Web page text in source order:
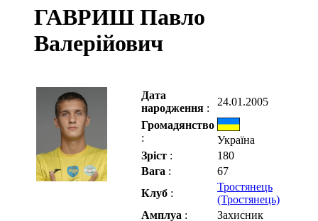
ГАВРИШ Павло
Валерійович
Дата
народження :
24.01.2005
Громадянство
:
Україна
Зріст :
180
Вага :
67
Клуб :
Тростянець
(Тростянець)
Амплуа : Захисник